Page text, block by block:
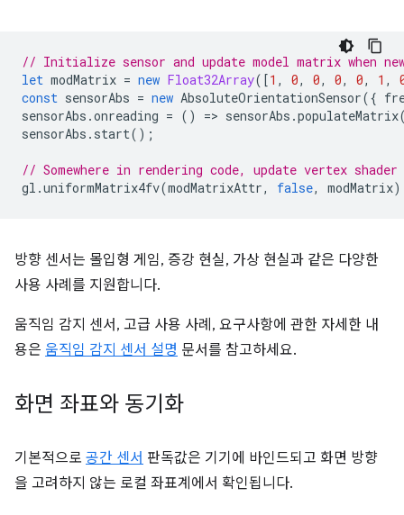
// Initialize sensor and update model matrix when
let modMatrix = new Float32Array([1 , 0, 0, 0, 0, 1 ,
const sensorAbs = new AbsoluteOrientationSensor({
sensorAbs .onreading = () => sensorAbs .populateMatrix
sensorAbs . start();
// Somewhere in rendering code, update vertex
gl .uniformMatrix4fv(modMatrixAttr, false, modMatrix
방향 센서는 몰입형 게임, 증강 현실, 가상 현실과 같은 다양한
사용 사례를 지원합니다.
움직임 감지 센서, 고급 사용 사례, 요구사항에 관한 자세한 내
용은 움직임 감지 센서 설명 문서를 참고하세요.
화면 좌표와 동기화
기본적으로 공간 센서 판독값은 기기에 바인드되고 화면 방향
을 고려하지 않는 로컬 좌표계에서 확인됩니다.